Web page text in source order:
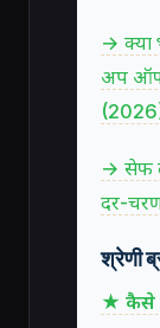
→ क्या
अप
→ सेफ
दर-चरण
श्रेणी
★ कैसे